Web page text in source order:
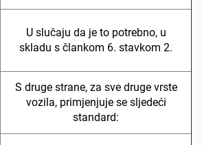
U slučaju da je to potrebno, u
skladu s člankom 6. stavkom 2.
S druge strane, za sve druge vrste
vozila, primjenjuje se sljedeći
standard: